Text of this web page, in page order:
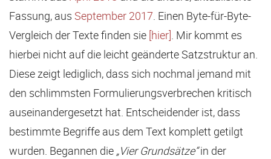
Fassung, aus September 2017. Einen Byte-für-Byte-
Vergleich der Texte finden sie [hier]. Mir kommt es
hierbei nicht auf die leicht geänderte Satzstruktur an.
Diese zeigt lediglich, dass sich nochmal jemand mit
den schlimmsten Formulierungsverbrechen kritisch
auseinandergesetzt hat. Entscheidender ist, dass
bestimmte Begriffe aus dem Text komplett getilgt
wurden. Begannen die „Vier Grundsätze“in der